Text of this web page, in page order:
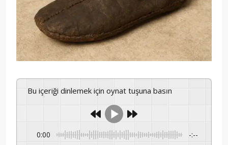
Bu içeriği dinlemek için oynat tuşuna basın
0:00 -:--